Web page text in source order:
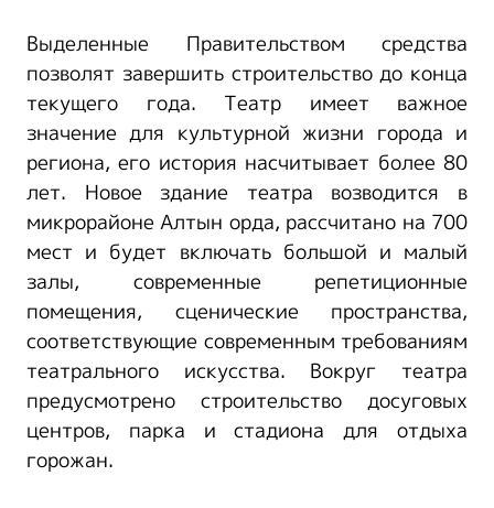
Выделенные Правительством средства
позволят завершить строительство до конца
текущего года. Театр имеет важное
значение для культурной жизни города и
региона, его история насчитывает более 80
лет. Новое здание театра возводится в
микрорайоне Алтын орда, рассчитано на 700
мест и будет включать большой и малый
залы, современные репетиционные
помещения, сценические пространства,
соответствующие современным требованиям
театрального искусства. Вокруг театра
предусмотрено строительство досуговых
центров, парка и стадиона для отдыха
горожан.